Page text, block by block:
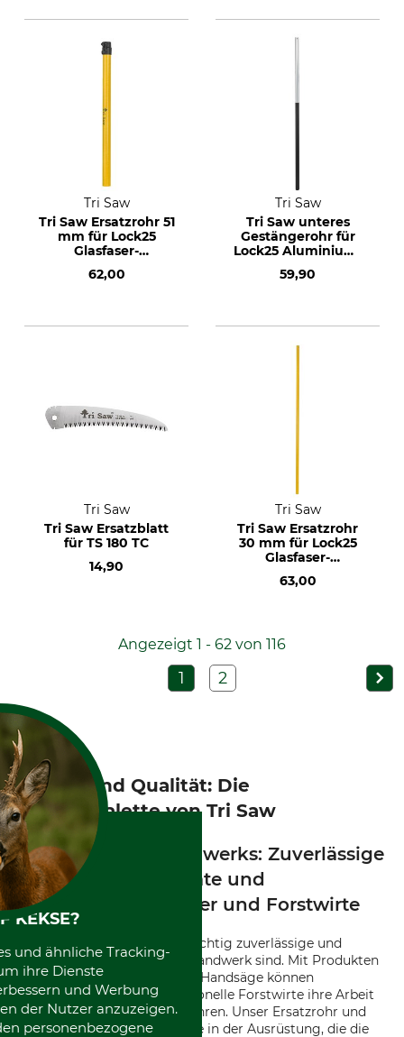
Tri Saw
Tri Saw Ersatzrohr 51
mm für Lock25
Glasfaser-
extra 430 cm
62,00
Tri Saw
Tri Saw unteres
Gestängerohr für
Lock25 Aluminium-
620 cm
59,90
Tri Saw
Tri Saw Ersatzblatt
für TS 180 TC
14,90
Tri Saw
Tri Saw Ersatzrohr
30 mm für Lock25
Glasfaser-
extra 460 cm
63,00
Angezeigt 1 - 62 von 116
1 2
Vielfalt und Qualität: Die
Produktpalette von Tri Saw
Die Macht des Handwerks: Zuverlässige
Werkzeuge für private und
professionelle Gärtner und Forstwirte
Bei Tri Saw wissen wir, wie wichtig zuverlässige und
robuste Werkzeuge für das Handwerk sind. Mit Produkten
wie dem Ersatzblatt oder der Handsäge können
Gartenliebhaber und professionelle Forstwirte ihre Arbeit
effizient und sorgfältig ausführen. Unser Ersatzrohr und
Adapter sind bedeutende Teile in der Ausrüstung, die die
KEKSE?
und ähnliche Tracking-
ihre Dienste
und Werbung
der Nutzer anzuzeigen.
personenbezogene